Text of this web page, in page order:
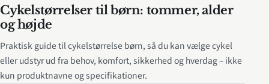
Cykelstørrelser til børn: tommer, alder
og højde
Praktisk guide til cykelstørrelse børn, så du kan vælge cykel
eller udstyr ud fra behov, komfort, sikkerhed og hverdag – ikke
kun produktnavne og specifikationer.